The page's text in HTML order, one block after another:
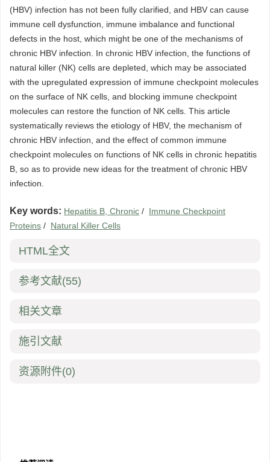
(HBV) infection has not been fully clarified, and HBV can cause
immune cell dysfunction, immune imbalance and functional
defects in the host, which might be one of the mechanisms of
chronic HBV infection. In chronic HBV infection, the functions of
natural killer (NK) cells are depleted, which may be associated
with the upregulated expression of immune checkpoint molecules
on the surface of NK cells, and blocking immune checkpoint
molecules can restore the function of NK cells. This article
systematically reviews the etiology of HBV, the mechanism of
chronic HBV infection, and the effect of common immune
checkpoint molecules on functions of NK cells in chronic hepatitis
B, so as to provide new ideas for the treatment of chronic HBV
infection.
Key words: Hepatitis B, Chronic / Immune Checkpoint
Proteins / Natural Killer Cells
HTML全文
参考文献(55)
相关文章
施引文献
资源附件(0)